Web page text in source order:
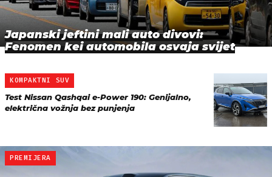
Japanski jeftini mali auto divovi:
Fenomen kei automobila osvaja svijet
KOMPAKTNI SUV
Test Nissan Qashqai e-Power 190: Genijalno,
električna vožnja bez punjenja
PREMIJERA